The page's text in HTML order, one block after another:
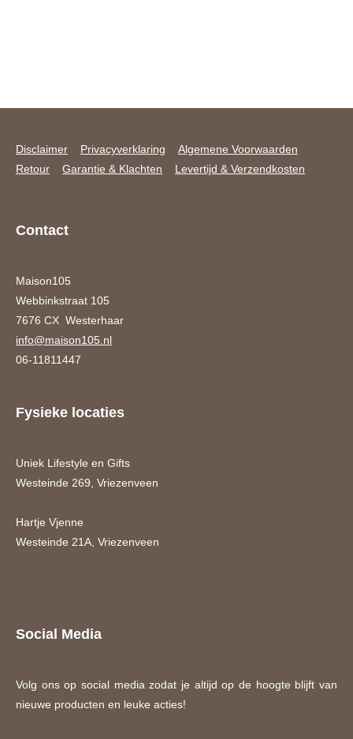
Disclaimer Privacyverklaring
Algemene Voorwaarden
Retour
Garantie & Klachten Levertijd & Verzendkosten
Contact
Maison105
Webbinkstraat 105
7676 CX Westerhaar
info@maison105.nl
06-11811447
Fysieke locaties
Uniek Lifestyle en Gifts
Westeinde 269, Vriezenveen
Hartje Vjenne
Westeinde 21A, Vriezenveen
Social Media
Volg ons op social media zodat je altijd op de hoogte blijft van
nieuwe producten en leuke acties!